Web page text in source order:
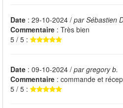
Date : 29-10-2024 / par Sébastien
Commentaire : Très bien
5 / 5 :
Date : 09-10-2024 / par gregory b.
Commentaire : commande et
5 / 5 :